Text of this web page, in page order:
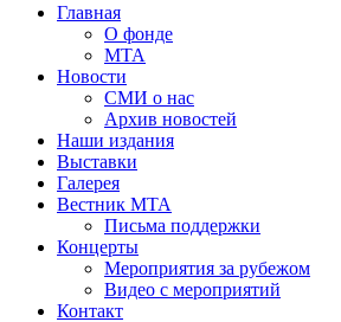
Главная
О фонде
МТА
Новости
СМИ о нас
Архив новостей
Наши издания
Выставки
Галерея
Вестник МТА
Письма поддержки
Концерты
Мероприятия за рубежом
Видео с мероприятий
Контакт